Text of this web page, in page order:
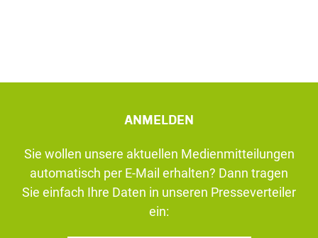
ANMELDEN
Sie wollen unsere aktuellen Medienmitteilungen
automatisch per E-Mail erhalten? Dann tragen
Sie einfach Ihre Daten in unseren Presseverteiler
ein: